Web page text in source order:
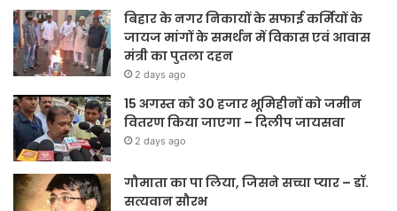
बिहार के नगर निकायों के सफाई कर्मियों के
जायज मांगों के समर्थन में विकास एवं आवास
मंत्री का पुतला दहन
2 days ago
15 अगस्त को 30 हजार भूमिहीनों को जमीन
वितरण किया जाएगा – दिलीप जायसवा
2 days ago
गौमाता का पा लिया, जिसने सच्चा प्यार – डॉ.
सत्यवान सौरभ